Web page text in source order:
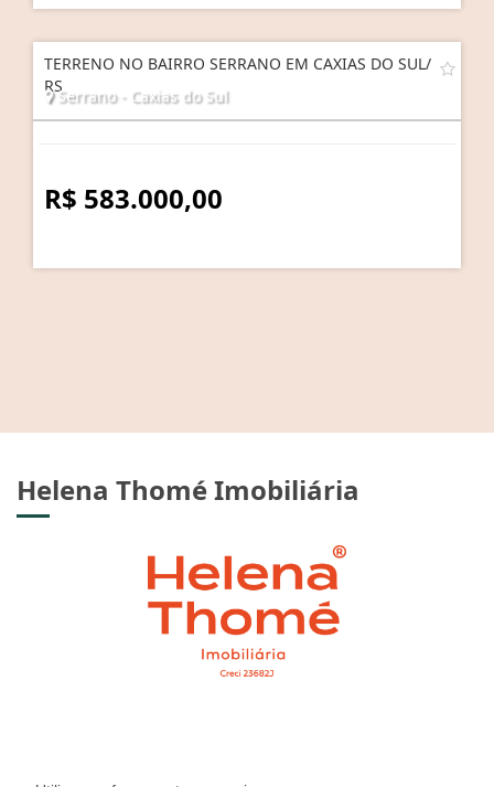
TERRENO NO BAIRRO SERRANO EM CAXIAS DO SUL/
RSSerrano - Caxias do Sul
R$ 583.000,00
Helena Thomé Imobiliária